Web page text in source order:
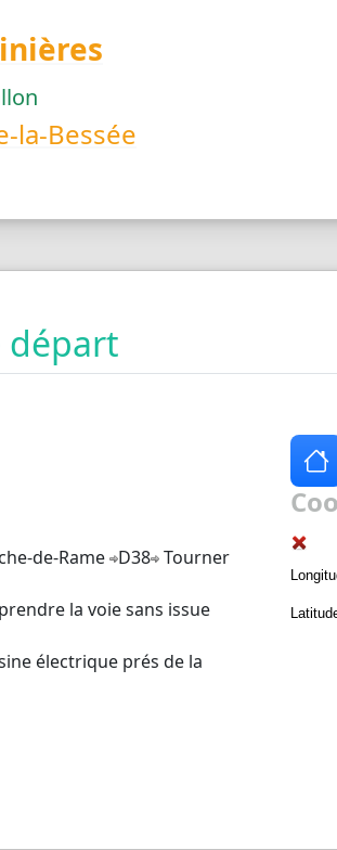
la-Bessée
départ
de-Rame D38 Tourner
la voie sans issue
électrique prés de la